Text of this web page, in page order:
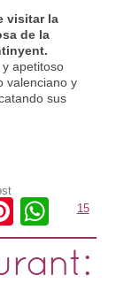
visitar la
de la
apetitoso
valenciano y
sus
15